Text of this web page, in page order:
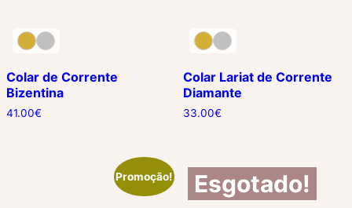
Colar de Corrente
Bizentina
41.00€
Colar Lariat de Corrente
Diamante
33.00€
Promoção! Esgotado!